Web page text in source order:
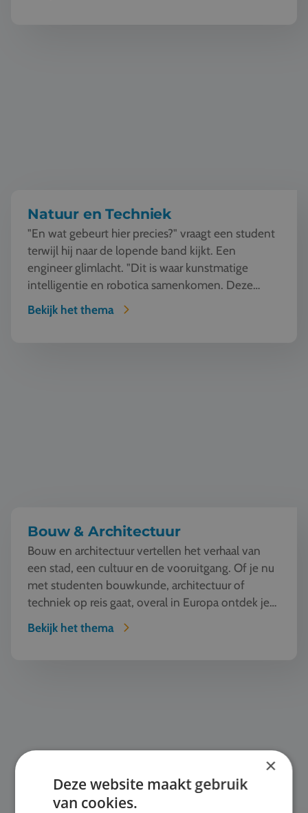
Natuur en Techniek
"En wat gebeurt hier precies?" vraagt een student
terwijl hij naar de lopende band kijkt. Een
engineer glimlacht. "Dit is waar kunstmatige
intelligentie en robotica samenkomen. Deze
machine ziet, l...
Bekijk het thema
Bouw & Architectuur
Bouw en architectuur vertellen het verhaal van
een stad, een cultuur en de vooruitgang. Of je nu
met studenten bouwkunde, architectuur of
techniek op reis gaat, overal in Europa ontdek je
iconische...
Bekijk het thema
×
Deze website maakt gebruik
van cookies.